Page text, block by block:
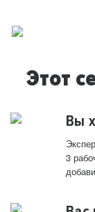
Этот
Вы
3